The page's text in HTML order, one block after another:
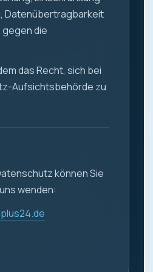
Datenübertragbarkeit
die
das Recht, sich bei
Aufsichtsbehörde zu
können Sie
wenden: